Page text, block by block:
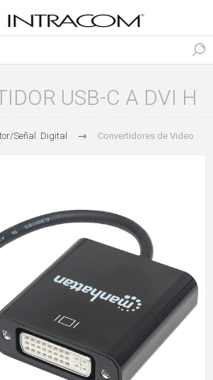
USB-C A DVI H
Señal. Digital Convertidores de Video